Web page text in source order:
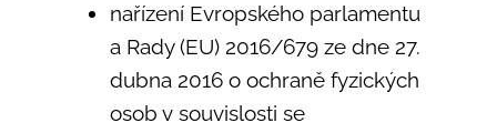
nařízení Evropského parlamentu
a Rady (EU) 2016/679 ze dne 27.
dubna 2016 o ochraně fyzických
osob v souvislosti se